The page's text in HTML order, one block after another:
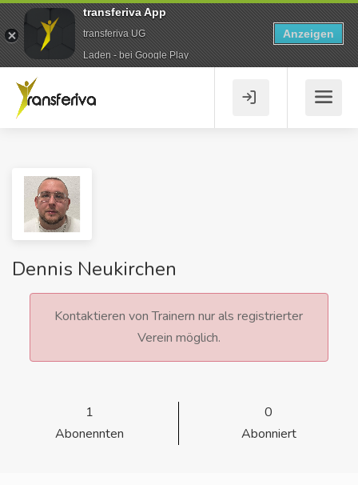
Dennis Neukirchen
Kontaktieren von Trainern nur als registrierter
Verein möglich.
1
Abonennten
0
Abonniert
transferiva App
transferiva UG
Laden - bei Google Play
Anzeigen